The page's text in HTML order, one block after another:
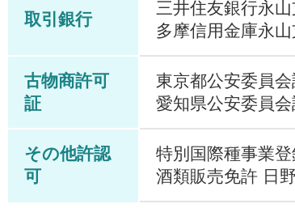
取引銀行
三井住友銀行永
多摩信用金庫永
古物商許可
証
東京都公安委員
愛知県公安委員
その他許認
可
特別国際種事業
酒類販売免許 日